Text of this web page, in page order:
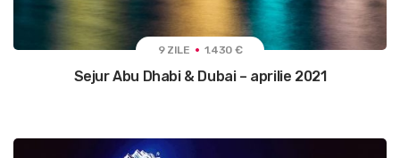
9 ZILE 1.430 €
Sejur Abu Dhabi & Dubai – aprilie 2021